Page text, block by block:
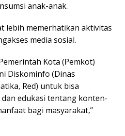
anak-anak.
lebih memerhatikan aktivitas
media sosial.
Kota (Pemkot)
Diskominfo (Dinas
Red) untuk bisa
edukasi tentang konten-
bagi masyarakat,”